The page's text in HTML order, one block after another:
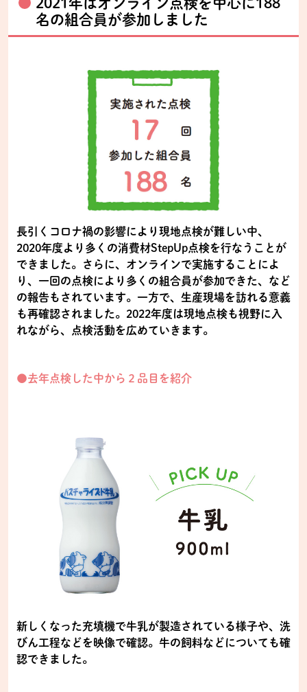
2021年はオンライン点検を中心に188
名の組合員が参加しました
長引くコロナ禍の影響により現地点検が難しい中、
2020年度より多くの消費材StepUp点検を行なうことが
できました。さらに、オンラインで実施することによ
り、一回の点検により多くの組合員が参加できた、など
の報告もされています。一方で、生産現場を訪れる意義
も再確認されました。2022年度は現地点検も視野に入
れながら、点検活動を広めていきます。
●去年点検した中から２品目を紹介
新しくなった充填機で牛乳が製造されている様子や、洗
びん工程などを映像で確認。牛の飼料などについても確
認できました。